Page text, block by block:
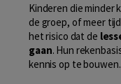
Kinderen die minder
de groep, of meer
het risico dat de
gaan. Hun
kennis op te bouwen.